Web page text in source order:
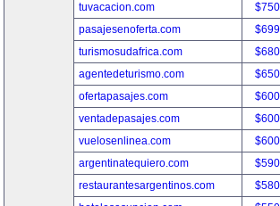
tuvacacion.com
pasajesenoferta.com
turismosudafrica.com
agentedeturismo.com
ofertapasajes.com
ventadepasajes.com
vuelosenlinea.com
argentinatequiero.com
restaurantesargentinos.com